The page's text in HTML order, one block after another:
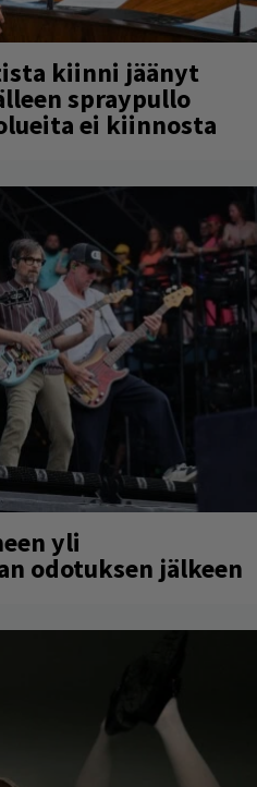
kiinni jäänyt
spraypullo
ei kiinnosta
yli
odotuksen jälkeen